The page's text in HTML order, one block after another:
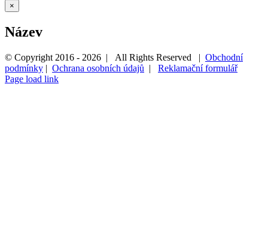
Zavřít
Rychlé
produktu
×
Název
© Copyright 2016 - 2026 | All Rights Reserved | Obchodní
podmínky | Ochrana osobních údajů | Reklamační formulář
Page load link